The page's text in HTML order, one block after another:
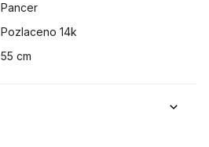
Pancer
Pozlaceno 14k
55 cm